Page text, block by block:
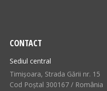
CONTACT
Sediul central
Timișoara, Strada Gării nr. 15
Cod Poștal 300167 / România